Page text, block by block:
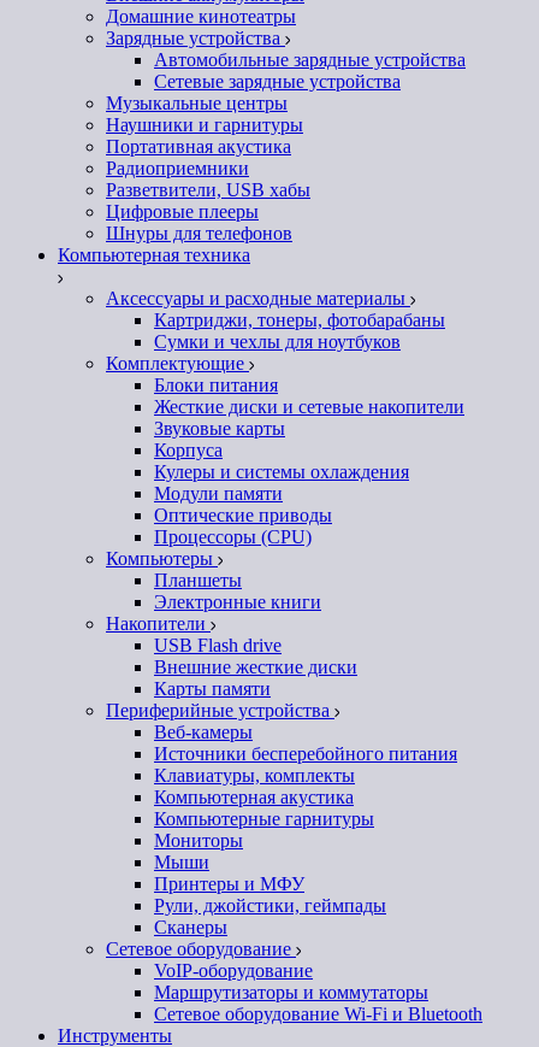
Домашние кинотеатры
Зарядные устройства
Автомобильные зарядные устройства
Сетевые зарядные устройства
Музыкальные центры
Наушники и гарнитуры
Портативная акустика
Радиоприемники
Разветвители, USB хабы
Цифровые плееры
Шнуры для телефонов
Компьютерная техника
Аксессуары и расходные материалы
Картриджи, тонеры, фотобарабаны
Сумки и чехлы для ноутбуков
Комплектующие
Блоки питания
Жесткие диски и сетевые накопители
Звуковые карты
Корпуса
Кулеры и системы охлаждения
Модули памяти
Оптические приводы
Процессоры (CPU)
Компьютеры
Планшеты
Электронные книги
Накопители
USB Flash drive
Внешние жесткие диски
Карты памяти
Периферийные устройства
Веб-камеры
Источники бесперебойного питания
Клавиатуры, комплекты
Компьютерная акустика
Компьютерные гарнитуры
Мониторы
Мыши
Принтеры и МФУ
Рули, джойстики, геймпады
Сканеры
Сетевое оборудование
VoIP-оборудование
Маршрутизаторы и коммутаторы
Сетевое оборудование Wi-Fi и Bluetooth
Инструменты